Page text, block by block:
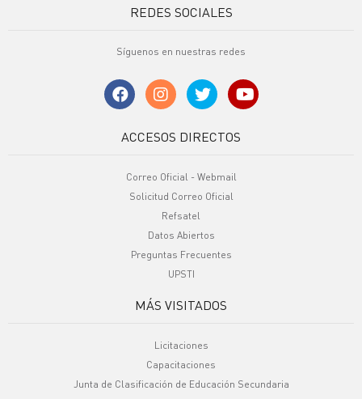
REDES SOCIALES
Síguenos en nuestras redes
ACCESOS DIRECTOS
Correo Oficial - Webmail
Solicitud Correo Oficial
Refsatel
Datos Abiertos
Preguntas Frecuentes
UPSTI
MÁS VISITADOS
Licitaciones
Capacitaciones
Junta de Clasificación de Educación Secundaria